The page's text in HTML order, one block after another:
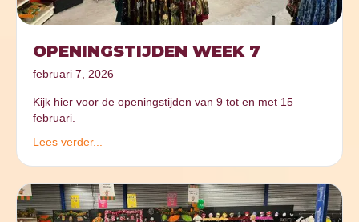
OPENINGSTIJDEN WEEK 7
februari 7, 2026
Kijk hier voor de openingstijden van 9 tot en met 15
februari.
Lees verder...